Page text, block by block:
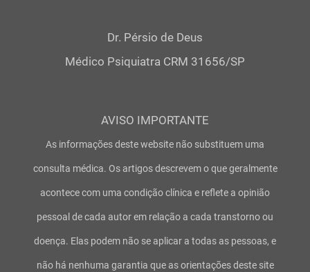
Dr. Pérsio de Deus
Médico Psiquiatra CRM 31656/SP
AVISO IMPORTANTE
As informações deste website não substituem uma
consulta médica. Os artigos descrevem o que geralmente
acontece com uma condição clínica e reflete a opinião
pessoal de cada autor em relação a cada transtorno ou
doença. Elas podem não se aplicar a todas as pessoas, e
não há nenhuma garantia que as orientações deste site